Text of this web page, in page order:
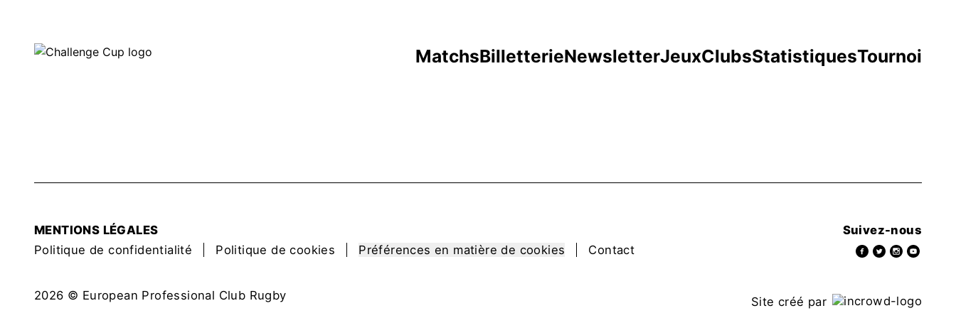
MatchsBilletterieNewsletterJeuxClubsStatistiquesTournoi
MENTIONS LÉGALES
Politique de confidentialité
Politique de cookies Préférences en matière de cookies Contact
Suivez-nous
2026 © European Professional Club Rugby Site créé par